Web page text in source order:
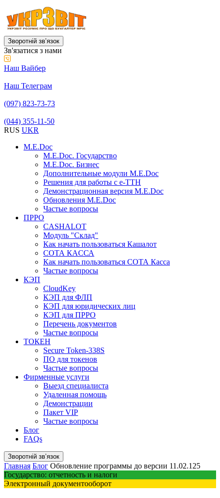
Зворотній звʼязок
Зв'язатися з нами
Наш Вайбер
Наш Телеграм
(097) 823-73-73
(044) 355-11-50
RUS UKR
M.E.Doc
M.E.Doc. Государство
M.E.Doc. Бизнес
Дополнительные модули M.E.Doc
Решения для работы с е-ТТН
Демонстрационная версия M.E.Doc
Обновления M.E.Doc
Частые вопросы
ПРРО
CASHALOT
Модуль "Склад"
Как начать пользоваться Кашалот
СОТА КАCСА
Как начать пользоваться СОТА Касса
Частые вопросы
КЭП
CloudKey
КЭП для ФЛП
КЭП для юридических лиц
КЭП для ПРРО
Перечень документов
Частые вопросы
ТОКЕН
Secure Token-338S
ПО для токенов
Частые вопросы
Фирменные услуги
Выезд специалиста
Удаленная помощь
Демонстрации
Пакет VIP
Частые вопросы
Блог
FAQs
Зворотній звʼязок
Главная Блог Обновление программы до версии 11.02.125
Государство: отчетность и налоги
Электронный документооборот